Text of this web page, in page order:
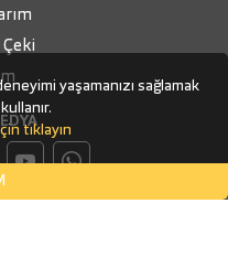
Çeki
yaşamanızı sağlamak
tıklayın